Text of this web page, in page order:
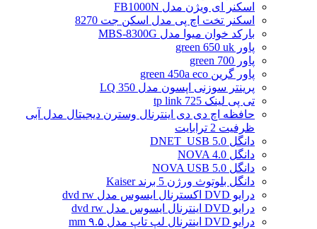
اسکنر ای ویژن مدل FB1000N
اسکنر تخت اچ پی مدل اسکن جت 8270
بارکد خوان میوا مدل MBS-8300G
پاور green 650 uk
پاور green 700
پاور گرین green 450a eco
پرینتر سوزنی اپسون مدل LQ 350
تی پی لینک tp link 725
حافظه اچ دی دی اینترنال وسترن دیجیتال مدل آبی
ظرفیت 2 ترابایت
دانگل DNET_USB 5.0
دانگل NOVA 4.0
دانگل NOVA USB 5.0
دانگل بلوتوث ورژن 5 برند Kaiser
درایو DVD اکسترنال ایسوس مدل dvd rw
درایو DVD اینترنال ایسوس مدل dvd rw
درایو DVD اینترنال لپ تاپ مدل ۹.۵ mm